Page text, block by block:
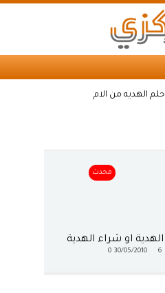
الهديه من الام
محدث
او شراء الهدية
30/05/2010
0